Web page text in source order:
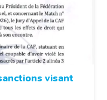
visant